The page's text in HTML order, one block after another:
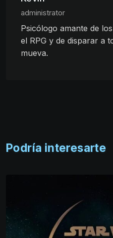
administrator
Psicólogo amante de
el RPG y de disparar a
mueva.
Podría interesarte